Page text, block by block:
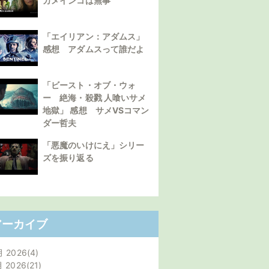
「エイリアン：アダムス」
感想 アダムスって誰だよ
「ビースト・オブ・ウォ
ー 絶海・殺戮 人喰いサメ
地獄」 感想 サメVSコマン
ダー哲夫
「悪魔のいけにえ」シリー
ズを振り返る
カイブ
2026 4
2026 21